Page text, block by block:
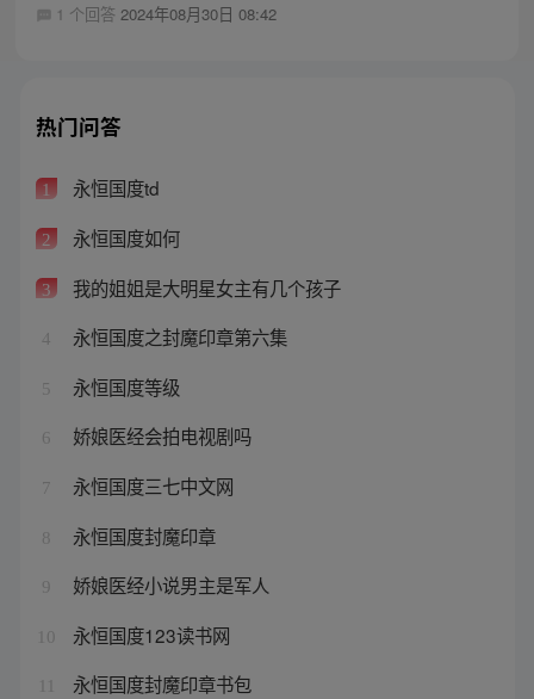
1 个回答 2024年08月30日 08:42
热门问答
1 永恒国度td
2 永恒国度如何
3 我的姐姐是大明星女主有几个孩子
4 永恒国度之封魔印章第六集
5 永恒国度等级
6 娇娘医经会拍电视剧吗
7 永恒国度三七中文网
8 永恒国度封魔印章
9 娇娘医经小说男主是军人
10 永恒国度123读书网
永恒国度封魔印章书包